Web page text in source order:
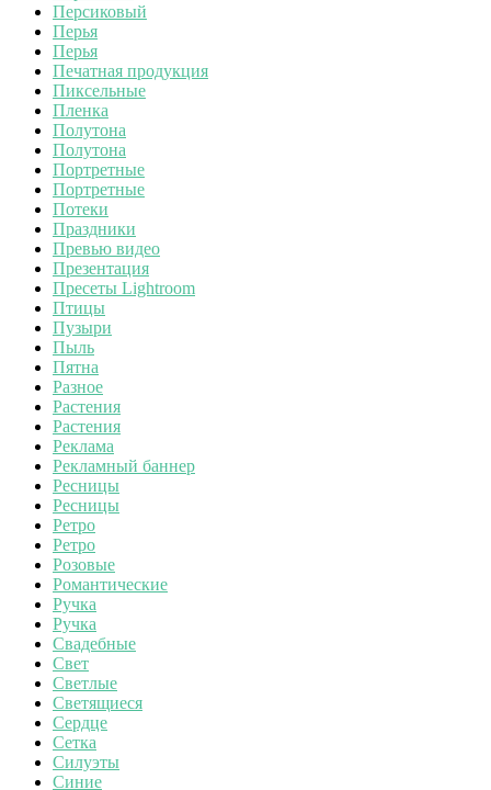
Персиковый
Перья
Перья
Печатная продукция
Пиксельные
Пленка
Полутона
Полутона
Портретные
Портретные
Потеки
Праздники
Превью видео
Презентация
Пресеты Lightroom
Птицы
Пузыри
Пыль
Пятна
Разное
Растения
Растения
Реклама
Рекламный баннер
Ресницы
Ресницы
Ретро
Ретро
Розовые
Романтические
Ручка
Ручка
Свадебные
Свет
Светлые
Светящиеся
Сердце
Сетка
Силуэты
Синие